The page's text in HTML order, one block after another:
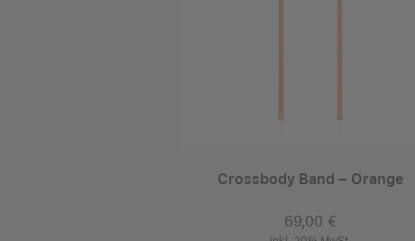
Crossbody Band – Orange
69,00 €